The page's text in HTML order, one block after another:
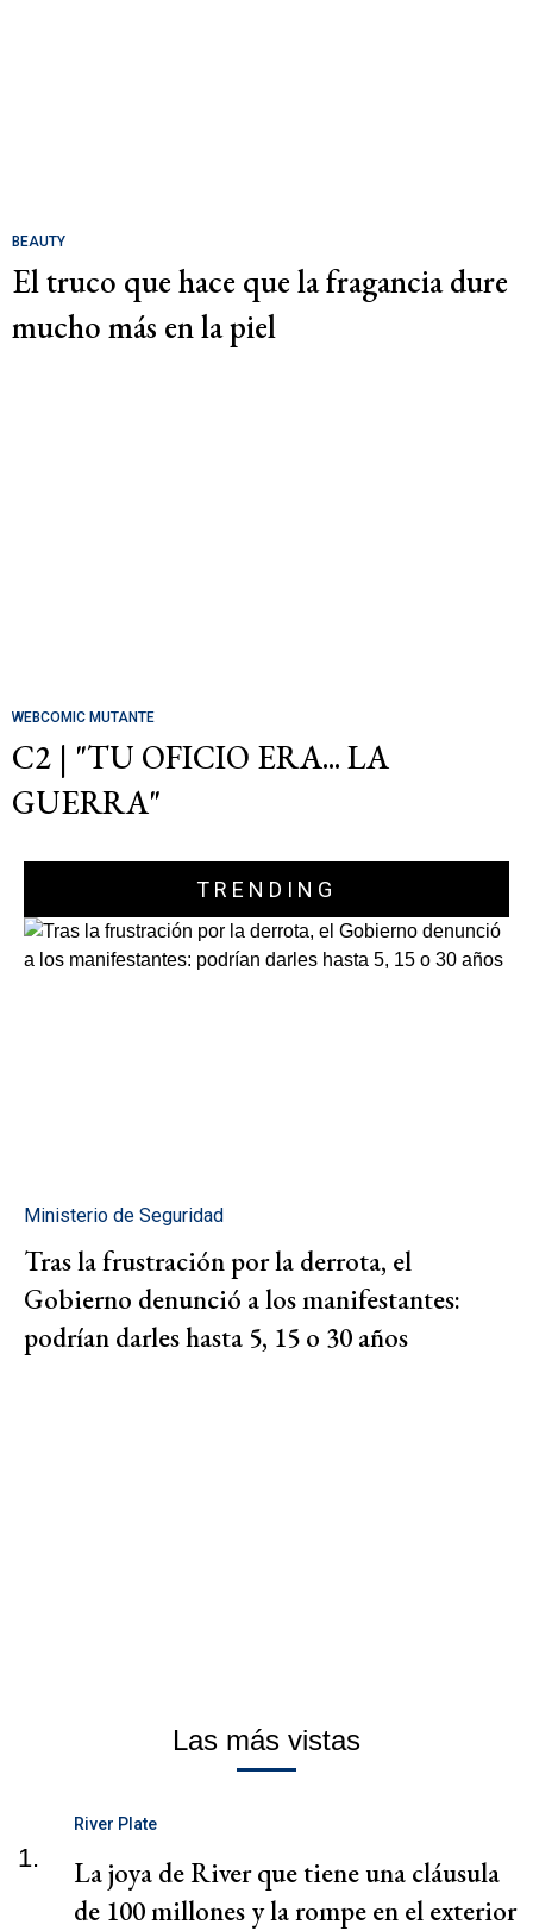
BEAUTY
El truco que hace que la fragancia dure
mucho más en la piel
WEBCOMIC MUTANTE
C2 | "TU OFICIO ERA... LA
GUERRA"
TRENDING
Ministerio de Seguridad
Tras la frustración por la derrota, el
Gobierno denunció a los manifestantes:
podrían darles hasta 5, 15 o 30 años
Las más vistas
1.
River Plate
La joya de River que tiene una cláusula
de 100 millones y la rompe en el exterior